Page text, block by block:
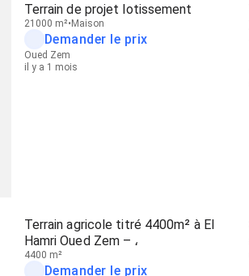
Terrain de projet lotissement
21000 m² Maison
Demander le prix
Oued Zem
il y a 1 mois
Terrain agricole titré 4400m² à El
Hamri Oued Zem – ،
4400 m²
Demander le prix